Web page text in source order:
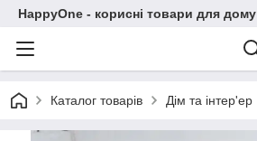
HappyOne - корисні товари для дому
Каталог товарів Дім та інтер'ер